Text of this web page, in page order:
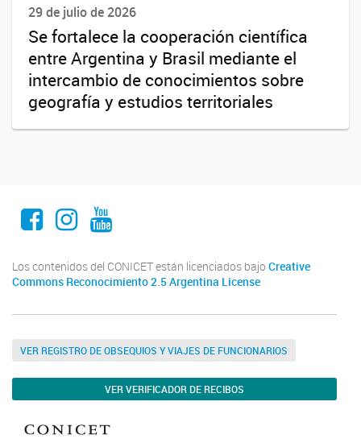
29 de julio de 2026
Se fortalece la cooperación científica
entre Argentina y Brasil mediante el
intercambio de conocimientos sobre
geografía y estudios territoriales
Facebook
Instagram
Youtube
Los contenidos del CONICET están licenciados bajo Creative
Commons Reconocimiento 2.5 Argentina License
VER REGISTRO DE OBSEQUIOS Y VIAJES DE FUNCIONARIOS
VER VERIFICADOR DE RECIBOS